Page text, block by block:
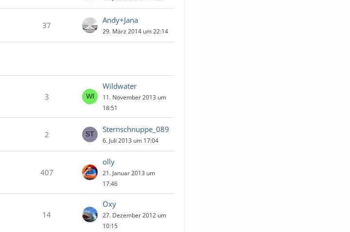
37
Andy+Jana
29. März 2014 um 22:14
3
Wildwater
11. November 2013 um
18:51
2
Sternschnuppe_089
6. Juli 2013 um 17:04
407
olly
21. Januar 2013 um
17:46
14
Oxy
27. Dezember 2012 um
10:15